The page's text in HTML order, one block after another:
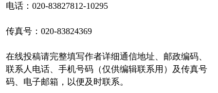
电话：020-83827812-10295
传真号：020-83824369
在线投稿请完整填写作者详细通信地址、邮政编码、
联系人电话、手机号码（仅供编辑联系用）及传真号
码、电子邮箱，以便及时联系。